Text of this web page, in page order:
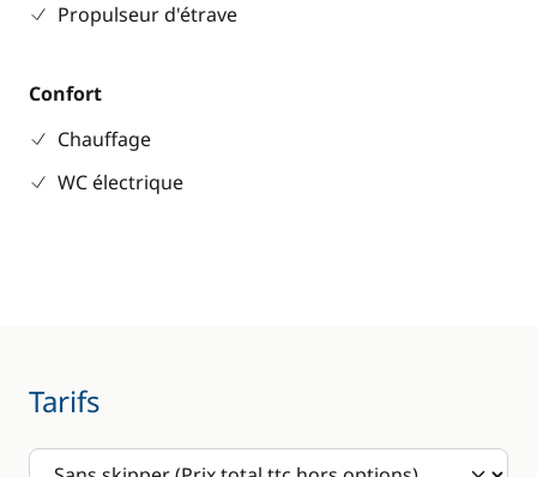
Propulseur d'étrave
Confort
Chauffage
WC électrique
Tarifs